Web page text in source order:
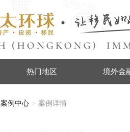
热门地区 境外金
案例中心 案例详情